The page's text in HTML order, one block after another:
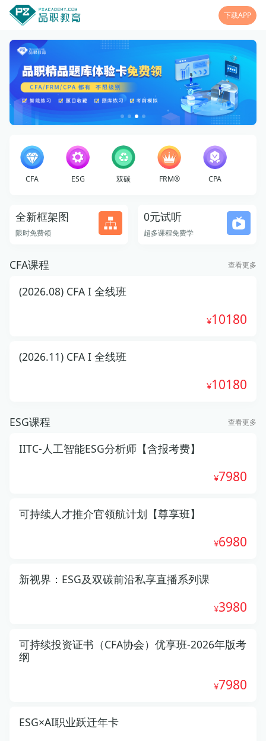
下载APP
CFA ESG 双碳 FRM® CPA
全新框架图
限时免费领
0元试听
超多课程免费学
CFA课程 查看更多
(2026.08) CFA I 全线班
10180
(2026.11) CFA I 全线班
10180
ESG课程 查看更多
IITC-人工智能ESG分析师【含报考费】
7980
可持续人才推介官领航计划【尊享班】
6980
新视界：ESG及双碳前沿私享直播系列课
3980
可持续投资证书（CFA协会）优享班-2026年版考
纲
7980
ESG×AI职业跃迁年卡